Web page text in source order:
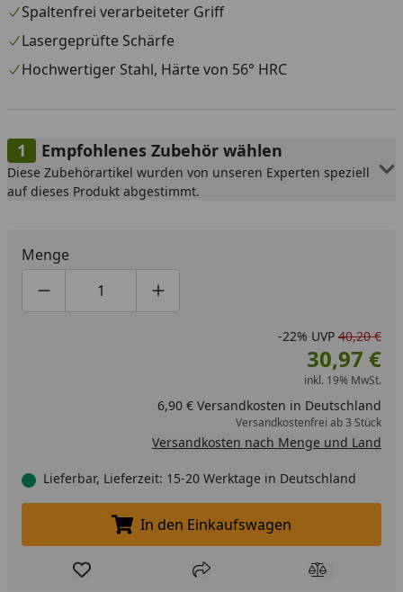
Spaltenfrei verarbeiteter Griff
Lasergeprüfte Schärfe
Hochwertiger Stahl, Härte von 56° HRC
Empfohlenes Zubehör wählen
Diese Zubehörartikel wurden von unseren Experten speziell
auf dieses Produkt abgestimmt.
Menge
Produktmenge um eins verringern
Produktmenge manuell eingeben
Produktmenge um eins erhöhen
-22% UVP 40,20 €
30,97 €
inkl. 19% MwSt.
6,90 € Versandkosten in Deutschland
Versandkostenfrei ab 3 Stück
Versandkosten nach Menge und Land
Lieferbar, Lieferzeit: 15-20 Werktage in Deutschland
In den Einkaufswagen legen
In den Einkaufswagen
Produkt zur Wunschliste hinzufügen
Teilen Produkt